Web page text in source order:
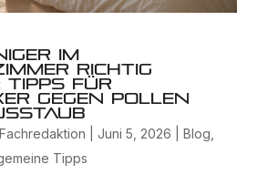
im
richtig
Tipps für
gegen Pollen
Juni 5, 2026 Blog
Tipps